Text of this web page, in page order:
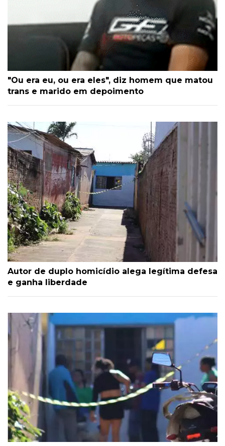
"Ou era eu, ou era eles", diz homem que matou
trans e marido em depoimento
Autor de duplo homicídio alega legítima defesa
e ganha liberdade